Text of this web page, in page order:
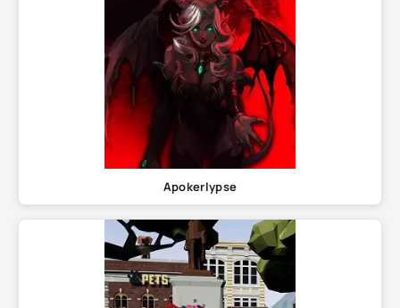
Apokerlypse